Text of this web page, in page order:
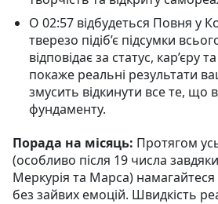
О 02:57 відбудеться Повня у
тверезо підіб’є підсумки
відповідає за статус, кар’єру
покаже реальні результати
змусить відкинути все те, що
фундаменту.
Порада на місяць: Протягом
(особливо після 19 числа
Меркурія та Марса) намагайтеся
без зайвих емоцій. Швидкість